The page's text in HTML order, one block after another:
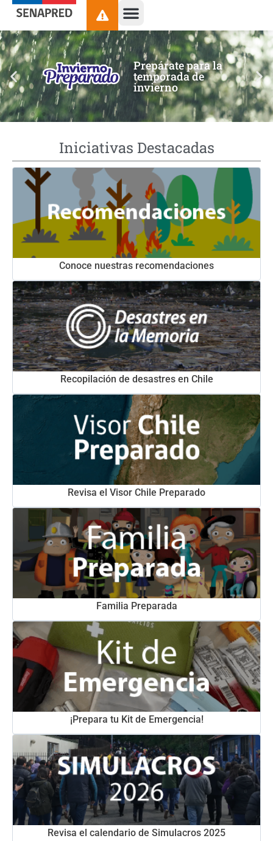
contenido
Prepárate para la
temporada de
invierno
Iniciativas Destacadas
Conoce nuestras recomendaciones
Recopilación de desastres en Chile
Revisa el Visor Chile Preparado
Familia Preparada
¡Prepara tu Kit de Emergencia!
Revisa el calendario de Simulacros 2025